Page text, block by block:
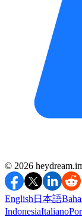
©️ 2026
English 日本語
IndonesiaItaliano